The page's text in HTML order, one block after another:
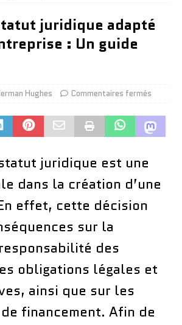
juridique adapté
: Un guide
Hughes Commentaires fermés
juridique est une
dans la création d’une
effet, cette décision
sur la
des
obligations légales et
ainsi que sur les
financement. Afin de